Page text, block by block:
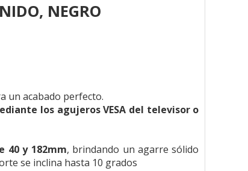
NEGRO
un acabado perfecto.
los agujeros VESA del televisor o
40 y 182mm, brindando un agarre sólido
se inclina hasta 10 grados